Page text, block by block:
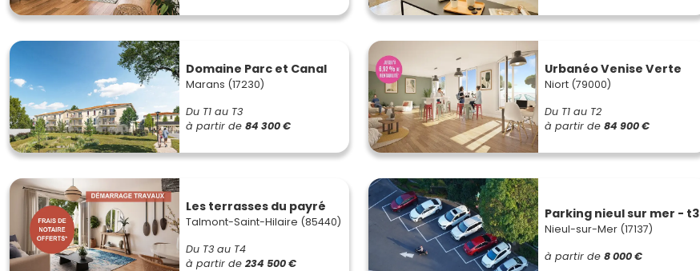
Domaine Parc et Canal
Marans (17230)
Du T1 au T3
à partir de 84 300 €
Urbanéo Venise Verte
Niort (79000)
Du T1 au T2
à partir de 84 900 €
Les terrasses du payré
Talmont-Saint-Hilaire (85440)
Du T3 au T4
à partir de 234 500 €
Parking nieul sur mer - t3
Nieul-sur-Mer (17137)
à partir de 8 000 €